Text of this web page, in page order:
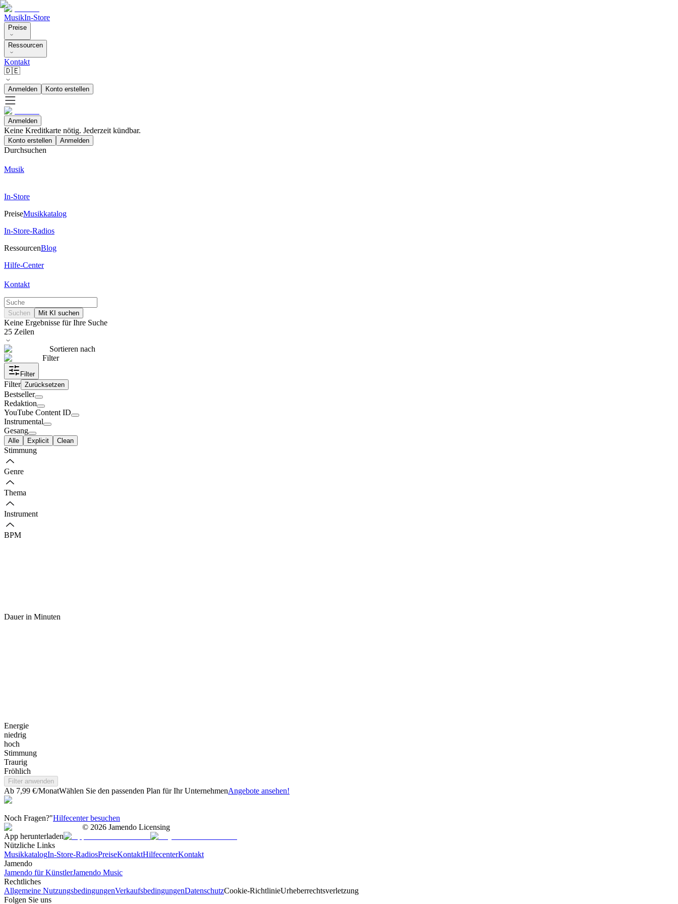
MusikIn-Store
Preise
Ressourcen
Kontakt
🇩🇪
Anmelden Konto erstellen
Anmelden
Keine Kreditkarte nötig. Jederzeit kündbar.
Konto erstellen Anmelden
Durchsuchen
Musik
In-Store
PreiseMusikkatalog
In-Store-Radios
RessourcenBlog
Hilfe-Center
Kontakt
Suchen Mit KI suchen
Keine Ergebnisse für Ihre Suche
25 Zeilen
Sortieren nach
Filter
Filter
Filter Zurücksetzen
Bestseller
Redaktion
YouTube Content ID
Instrumental
Gesang
Alle Explicit Clean
Stimmung
Genre
Thema
Instrument
BPM
Dauer in Minuten
Energie
niedrig
hoch
Stimmung
Traurig
Fröhlich
Filter anwenden
Ab 7,99 €/MonatWählen Sie den passenden Plan für Ihr UnternehmenAngebote ansehen!
Noch Fragen?"Hilfecenter besuchen
© 2026 Jamendo Licensing
App herunterladen
Nützliche Links
MusikkatalogIn-Store-RadiosPreiseKontaktHilfecenterKontakt
Jamendo
Jamendo für KünstlerJamendo Music
Rechtliches
Allgemeine NutzungsbedingungenVerkaufsbedingungenDatenschutzCookie-RichtlinieUrheberrechtsverletzung
Folgen Sie uns